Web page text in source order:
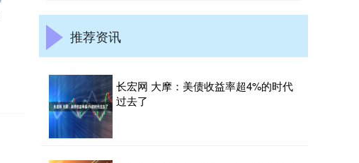
推荐资讯
长宏网 大摩：美债收益率超4%的时代
过去了